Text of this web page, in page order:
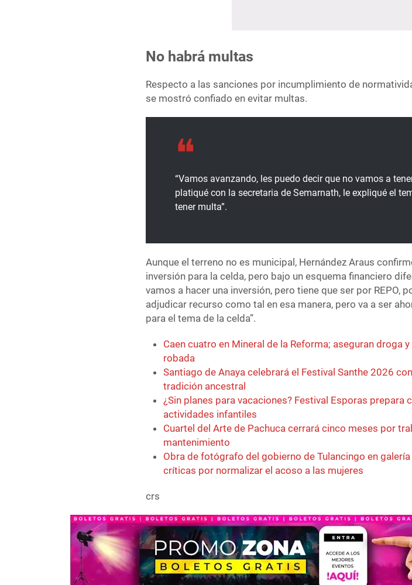
No habrá multas
Respecto a las sanciones por incumplimiento de
se mostró confiado en evitar multas.
“Vamos avanzando, les puedo decir que no vamos a
platiqué con la secretaria de Semarnath, le expliqué el
tener multa”.
Aunque el terreno no es municipal, Hernández Araus
inversión para la celda, pero bajo un esquema financiero
vamos a hacer una inversión, pero tiene que ser por REPO,
adjudicar recurso como tal en esa manera, pero va a ser
para el tema de la celda”.
Caen cuatro en Mineral de la Reforma; aseguran droga
robada
Santiago de Anaya celebrará el Festival Santhe 2026
tradición ancestral
¿Sin planes para vacaciones? Festival Esporas prepara
actividades infantiles
Cuartel del Arte de Pachuca cerrará cinco meses por
mantenimiento
Obra de fotógrafo del gobierno de Tulancingo en
críticas por normalizar el acoso a las mujeres
crs